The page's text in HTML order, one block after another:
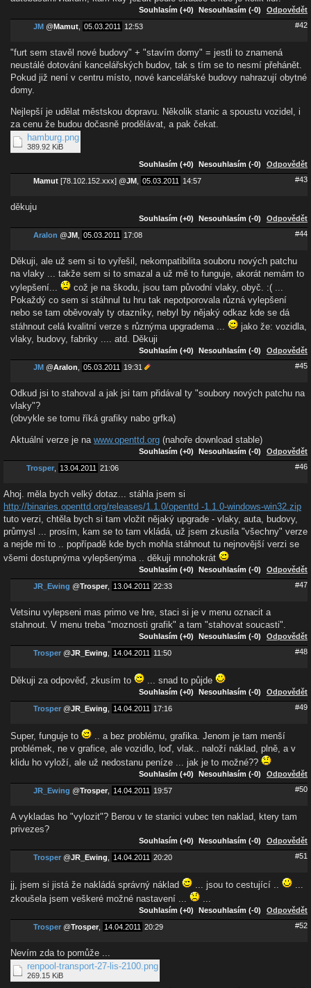
Souhlasím (+0) Nesouhlasím (-0) Odpovědět
JM @Mamut 05.03.2011 12:53 #42
"furt sem stavěl nové budovy" + "stavím domy" = jestli to znamená
neustálé dotování kancelářských budov, tak s tím se to nesmí přehánět.
Pokud již není v centru místo, nové kancelářské budovy nahrazují obytné
domy.
Nejlepší je udělat městskou dopravu. Několik stanic a spoustu vozidel, i
za cenu že budou dočasně prodělávat, a pak čekat.
hamburg.png
389.92 KiB
Souhlasím (+0) Nesouhlasím (-0) Odpovědět
Mamut [78.102.152.xxx] @JM , 05.03.2011 14:57 #43
děkuju
Souhlasím (+0) Nesouhlasím (-0) Odpovědět
Aralon @JM , 05.03.2011 17:08 #44
Děkuji, ale už sem si to vyřešil, nekompatibilita souboru nových patchu
na vlaky ... takže sem si to smazal a už mě to funguje, akorát nemám to
vylepšení...
což je na škodu, jsou tam původní vlaky, obyč. :( ...
Pokaždý co sem si stáhnul tu hru tak nepotporovala různá vylepšení
nebo se tam oběvovaly ty otazníky, nebyl by nějaký odkaz kde se dá
stáhnout celá kvalitní verze s různýma upgradema ...
jako že: vozidla,
vlaky, budovy, fabriky .... atd. Děkuji
Souhlasím (+0) Nesouhlasím (-0) Odpovědět
JM @Aralon, 05.03.2011 19:31 #45
Odkud jsi to stahoval a jak jsi tam přidával ty "soubory nových patchu na
vlaky"?
(obvykle se tomu říká grafiky nabo grfka)
Aktuální verze je na www.openttd.org (nahoře download stable)
Souhlasím (+0) Nesouhlasím (-0) Odpovědět
Trosper, 13.04.2011 21:06 #46
Ahoj. měla bych velký dotaz... stáhla jsem si
http://binaries.openttd.org/releases/1.1.0/openttd -1.1.0-windows-win32.zip
tuto verzi, chtěla bych si tam vložit nějaký upgrade - vlaky, auta, budovy,
průmysl ... prosím, kam se to tam vkládá, už jsem zkusila "všechny" verze
a nejde mi to .. popřípadě kde bych mohla stáhnout tu nejnovější verzi se
všemi dostupnýma vylepšenýma .. děkuji mnohokrát
Souhlasím (+0) Nesouhlasím (-0) Odpovědět
JR_Ewing @Trosper, 13.04.2011 22:33 #47
Vetsinu vylepseni mas primo ve hre, staci si je v menu oznacit a
stahnout. V menu treba "moznosti grafik" a tam "stahovat soucasti".
Souhlasím (+0) Nesouhlasím (-0) Odpovědět
Trosper @JR_Ewing, 14.04.2011 11:50 #48
Děkuji za odpověď, zkusím to ... snad to půjde
Souhlasím (+0) Nesouhlasím (-0) Odpovědět
Trosper @JR_Ewing, 14.04.2011 17:16 #49
Super, funguje to
.. a bez problému, grafika. Jenom je tam menší
problémek, ne v grafice, ale vozidlo, loď, vlak.. naloží náklad, plně, a v
klidu ho vyloží, ale už nedostanu peníze ... jak je to možné??
Souhlasím (+0) Nesouhlasím (-0) Odpovědět
JR_Ewing @Trosper, 14.04.2011 19:57 #50
A vykladas ho "vylozit"? Berou v te stanici vubec ten naklad, ktery tam
privezes?
Souhlasím (+0) Nesouhlasím (-0) Odpovědět
Trosper @JR_Ewing, 14.04.2011 20:20 #51
jj, jsem si jistá že nakládá správný náklad ... jsou to cestující ..
zkoušela jsem veškeré možné nastavení ...
Souhlasím (+0) Nesouhlasím (-0) Odpovědět
Trosper @Trosper, 14.04.2011 20:29 #52
Nevím zda to pomůže ...
renpool-transport-27-lis-2100.png
269.15 KiB